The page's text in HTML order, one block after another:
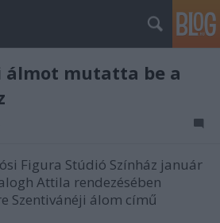
álmot mutatta be a
Figura Stúdió Színház január
Attila rendezésében
Szentivánéji álom című